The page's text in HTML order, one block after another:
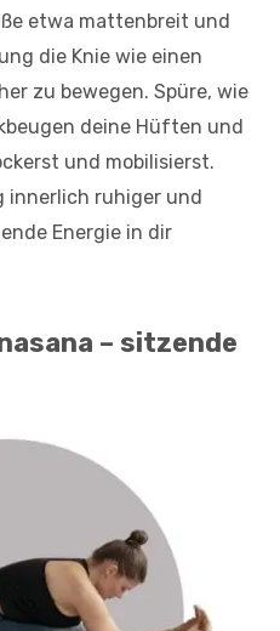
etwa mattenbreit und
die Knie wie einen
zu bewegen. Spüre, wie
deine Hüften und
und mobilisierst.
innerlich ruhiger und
Energie in dir
– sitzende